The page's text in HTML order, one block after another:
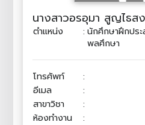
นางสาวอรอุมา สูญไธสง
ตำแหน่ง : นักศึกษาฝึกปร
พลศึกษา
โทรศัพท์
:
อีเมล
:
สาขาวิชา
:
ห้องทำงาน
: